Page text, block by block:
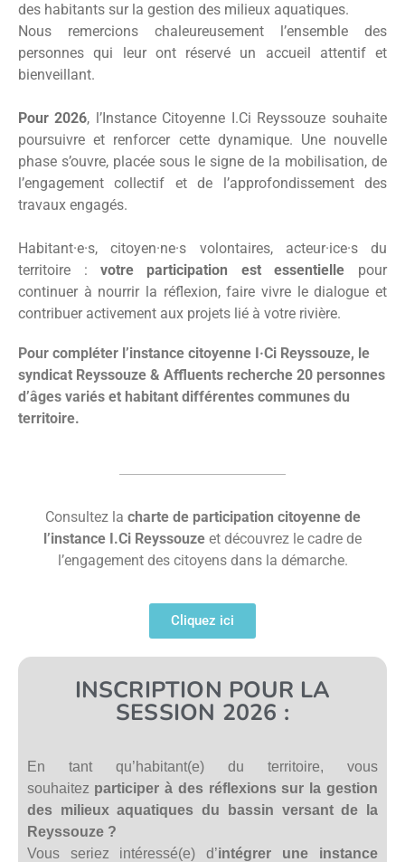
des habitants sur la gestion des milieux aquatiques.
Nous remercions chaleureusement l’ensemble des
personnes qui leur ont réservé un accueil attentif et
bienveillant.
Pour 2026, l’Instance Citoyenne I.Ci Reyssouze souhaite
poursuivre et renforcer cette dynamique. Une nouvelle
phase s’ouvre, placée sous le signe de la mobilisation, de
l’engagement collectif et de l’approfondissement des
travaux engagés.
Habitant·e·s, citoyen·ne·s volontaires, acteur·ice·s du
territoire : votre participation est essentielle pour
continuer à nourrir la réflexion, faire vivre le dialogue et
contribuer activement aux projets lié à votre rivière.
Pour compléter l’instance citoyenne I·Ci Reyssouze, le
syndicat Reyssouze & Affluents recherche 20 personnes
d’âges variés et habitant différentes communes du
territoire.
Consultez la charte de participation citoyenne de
l’instance I.Ci Reyssouze et découvrez le cadre de
l’engagement des citoyens dans la démarche.
Cliquez ici
INSCRIPTION POUR LA
SESSION 2026 :
En tant qu’habitant(e) du territoire, vous
souhaitez participer à des réflexions sur la gestion
des milieux aquatiques du bassin versant de la
Reyssouze ?
Vous seriez intéressé(e) d’intégrer une instance